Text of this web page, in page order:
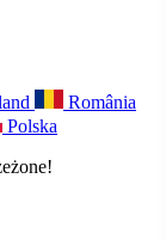
România
Polska